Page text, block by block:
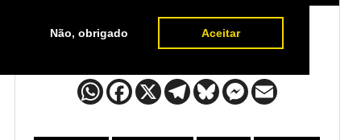
Não, obrigado Aceitar
Países Baixos